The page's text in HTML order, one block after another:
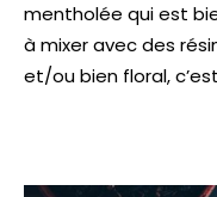
mentholée qui est
à mixer avec des
et/ou bien floral,